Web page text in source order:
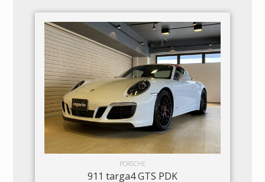
PORSCHE
911 targa4 GTS PDK